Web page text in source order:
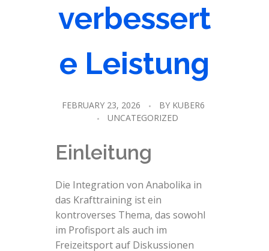
verbessert
e Leistung
FEBRUARY 23, 2026 BY KUBER6
UNCATEGORIZED
Einleitung
Die Integration von Anabolika in
das Krafttraining ist ein
kontroverses Thema, das sowohl
im Profisport als auch im
Freizeitsport auf Diskussionen